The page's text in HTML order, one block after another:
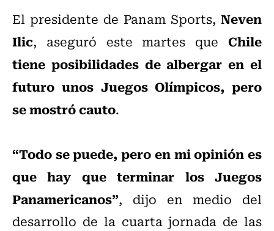
El presidente de Panam Sports, Neven
Ilic, aseguró este martes que Chile
tiene posibilidades de albergar en el
futuro unos Juegos Olímpicos, pero
se mostró cauto.
“Todo se puede, pero en mi opinión es
que hay que terminar los Juegos
Panamericanos”, dijo en medio del
desarrollo de la cuarta jornada de las